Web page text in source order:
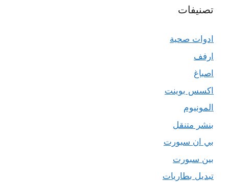
تصنيفات
ادوات صحية
ارفف
اصباغ
اكسس بوينت
المونيوم
بنشر متنقل
بي ان سبورت
بين سبورت
تبديل بطاريات